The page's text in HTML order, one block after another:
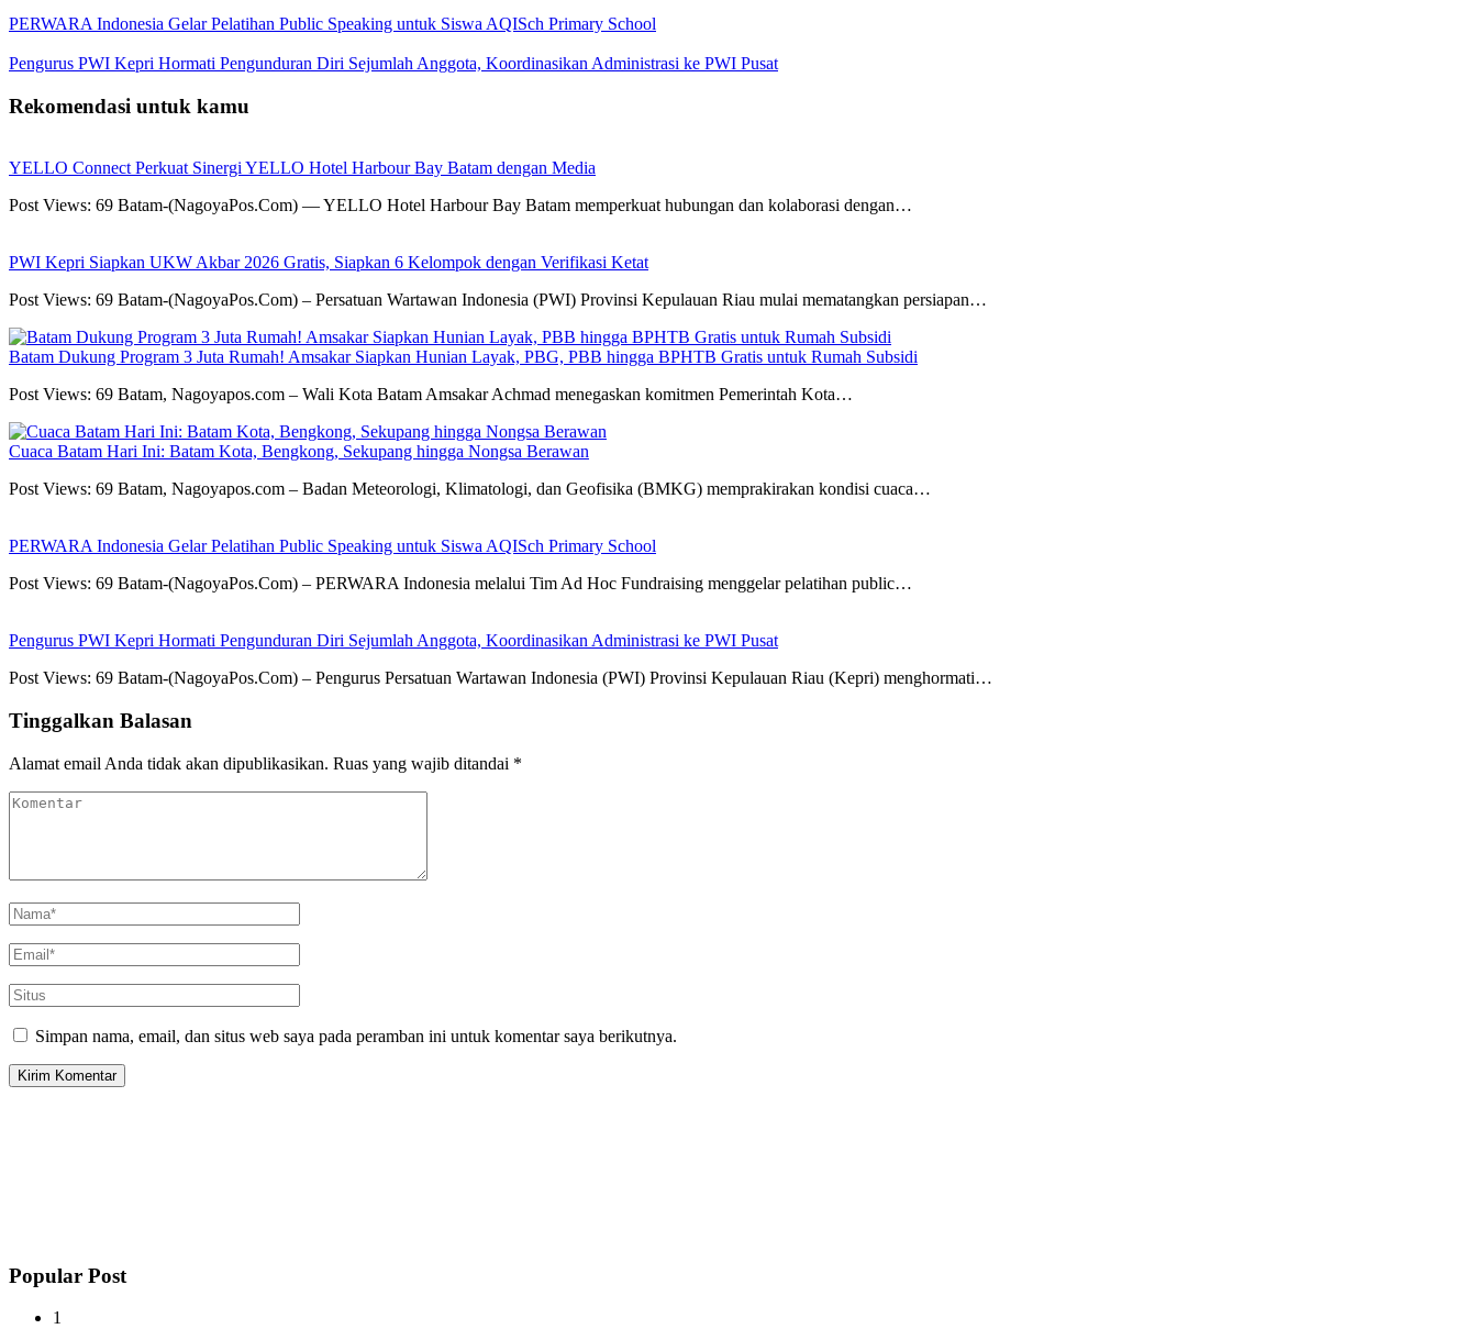
PERWARA Indonesia Gelar Pelatihan Public Speaking untuk Siswa AQISch Primary School
Pengurus PWI Kepri Hormati Pengunduran Diri Sejumlah Anggota, Koordinasikan Administrasi ke PWI Pusat
Rekomendasi untuk kamu
YELLO Connect Perkuat Sinergi YELLO Hotel Harbour Bay Batam dengan Media
Post Views: 69 Batam-(NagoyaPos.Com) — YELLO Hotel Harbour Bay Batam memperkuat hubungan dan kolaborasi dengan…
PWI Kepri Siapkan UKW Akbar 2026 Gratis, Siapkan 6 Kelompok dengan Verifikasi Ketat
Post Views: 69 Batam-(NagoyaPos.Com) – Persatuan Wartawan Indonesia (PWI) Provinsi Kepulauan Riau mulai mematangkan persiapan…
Batam Dukung Program 3 Juta Rumah! Amsakar Siapkan Hunian Layak, PBG, PBB hingga BPHTB Gratis untuk Rumah Subsidi
Post Views: 69 Batam, Nagoyapos.com – Wali Kota Batam Amsakar Achmad menegaskan komitmen Pemerintah Kota…
Cuaca Batam Hari Ini: Batam Kota, Bengkong, Sekupang hingga Nongsa Berawan
Post Views: 69 Batam, Nagoyapos.com – Badan Meteorologi, Klimatologi, dan Geofisika (BMKG) memprakirakan kondisi cuaca…
PERWARA Indonesia Gelar Pelatihan Public Speaking untuk Siswa AQISch Primary School
Post Views: 69 Batam-(NagoyaPos.Com) – PERWARA Indonesia melalui Tim Ad Hoc Fundraising menggelar pelatihan public…
Pengurus PWI Kepri Hormati Pengunduran Diri Sejumlah Anggota, Koordinasikan Administrasi ke PWI Pusat
Post Views: 69 Batam-(NagoyaPos.Com) – Pengurus Persatuan Wartawan Indonesia (PWI) Provinsi Kepulauan Riau (Kepri) menghormati…
Tinggalkan Balasan
Alamat email Anda tidak akan dipublikasikan. Ruas yang wajib ditandai *
Simpan nama, email, dan situs web saya pada peramban ini untuk komentar saya berikutnya.
Popular Post
1